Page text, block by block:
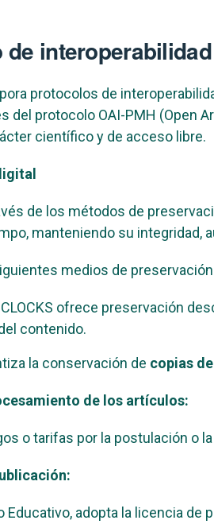
de interoperabilidad
protocolos de
del protocolo OAI-PMH (Open
científico y de acceso libre.
de los métodos de
manteniendo su integridad,
medios de
CLOCKS ofrece preservación
contenido.
la conservación de copias
de los artículos:
o tarifas por la postulación o
Educativo, adopta la licencia de